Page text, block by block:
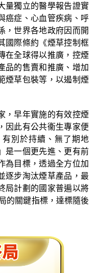
量獨立的醫學報告證實
癌症、心血管疾病、呼
，世界各地政府因而開
國際條約《煙草控制框
在全球得以推廣，控煙
品的售賣和推廣、增加
煙草包裝等，以遏制煙
，早年實施的有效控煙
因此有公共衞生專家便
別於持續、無了期地
是一個更先進、更有前
為目標，透過全方位加
逐步淘汰煙草產品，最
局計劃的國家普遍以將
的關鍵指標，達標隨後